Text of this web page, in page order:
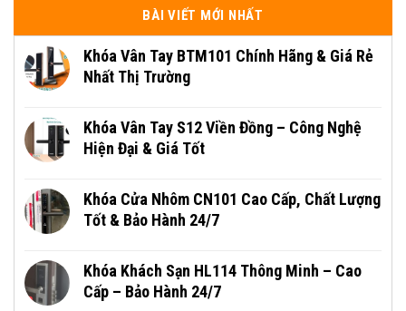
BÀI VIẾT MỚI NHẤT
Khóa Vân Tay BTM101 Chính Hãng & Giá Rẻ
Nhất Thị Trường
Khóa Vân Tay S12 Viền Đồng – Công Nghệ
Hiện Đại & Giá Tốt
Khóa Cửa Nhôm CN101 Cao Cấp, Chất Lượng
Tốt & Bảo Hành 24/7
Khóa Khách Sạn HL114 Thông Minh – Cao
Cấp – Bảo Hành 24/7